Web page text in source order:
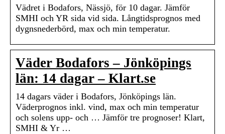
Vädret i Bodafors, Nässjö, för 10 dagar. Jämför
SMHI och YR sida vid sida. Långtidsprognos med
dygnsnederbörd, max och min temperatur.
Väder Bodafors – Jönköpings
län: 14 dagar – Klart.se
14 dagars väder i Bodafors, Jönköpings län.
Väderprognos inkl. vind, max och min temperatur
och solens upp- och … Jämför tre prognoser! Klart,
SMHI & Yr …